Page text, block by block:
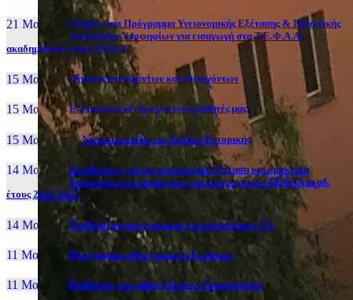
21 Μαι, 26
Οδηγίες και Πρόγραμμα Υγειονομικής Εξέτασης & Πρακτικής
Δοκιμασίας Υποψηφίων για εισαγωγή στα Τ.Ε.Φ.Α.Α.,
ακαδημαϊκού έτους 2026-27
15 Μαι, 26 Πίνακας επιτυχόντων και επιλαχόντων
15 Μαι, 26 Εξεταστικά κέντρα για τους μαθητές μας
15 Μαι, 2026 Νέα ιστοσελίδα του Ομίλου Ρητορικής
14 Μαι, 26
Διευθύνσεις για την υγειονομική εξέταση και πρακτική
δοκιμασία των υποψηφίων για εισαγωγή στα ΤΕΦΑΑ ακαδ.
έτους 2026-2027
14 Μαι, 26 Yποβολή μηχανογραφικού για υποψηφίους 5%
11 Μαι, 26 Πρόγραμμα ενδοσχολικών εξετάσεων
11 Μαι, 26 Βράβευση του μαθητή Ιωάννη Χαραλάμπους